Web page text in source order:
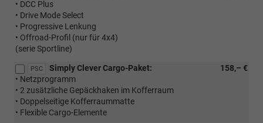
• DCC Plus
• Drive Mode Select
• Progressive Lenkung
• Offroad-Profil (nur für 4x4)
(serie Sportline)
PSC 158,– €
Simply Clever Cargo-Paket:
• Netzprogramm
• 2 zusätzliche Gepäckhaken im Kofferraum
• Doppelseitige Kofferraummatte
• Flexible Cargo-Elemente